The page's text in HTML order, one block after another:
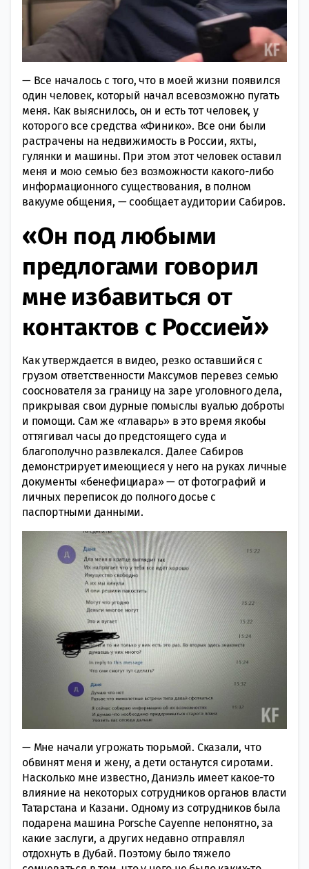
— Все началось с того, что в моей жизни появился
один человек, который начал всевозможно пугать
меня. Как выяснилось, он и есть тот человек, у
которого все средства «Финико». Все они были
растрачены на недвижимость в России, яхты,
гулянки и машины. При этом этот человек оставил
меня и мою семью без возможности какого-либо
информационного существования, в полном
вакууме общения, — сообщает аудитории Сабиров.
«Он под любыми
предлогами говорил
мне избавиться от
контактов с Россией»
Как утверждается в видео, резко оставшийся с
грузом ответственности Максумов перевез семью
сооснователя за границу на заре уголовного дела,
прикрывая свои дурные помыслы вуалью доброты
и помощи. Сам же «главарь» в это время якобы
оттягивал часы до предстоящего суда и
благополучно развлекался. Далее Сабиров
демонстрирует имеющиеся у него на руках личные
документы «бенефициара» — от фотографий и
личных переписок до полного досье с
паспортными данными.
— Мне начали угрожать тюрьмой. Сказали, что
обвинят меня и жену, а дети останутся сиротами.
Насколько мне известно, Даниэль имеет какое-то
влияние на некоторых сотрудников органов власти
Татарстана и Казани. Одному из сотрудников была
подарена машина Porsche Cayenne непонятно, за
какие заслуги, а других недавно отправлял
отдохнуть в Дубай. Поэтому было тяжело